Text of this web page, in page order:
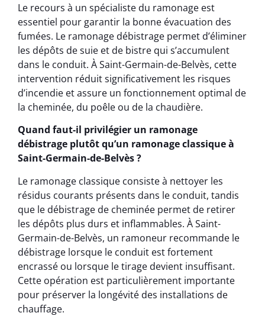
Le recours à un spécialiste du ramonage est
essentiel pour garantir la bonne évacuation des
fumées. Le ramonage débistrage permet d’éliminer
les dépôts de suie et de bistre qui s’accumulent
dans le conduit. À Saint-Germain-de-Belvès, cette
intervention réduit significativement les risques
d’incendie et assure un fonctionnement optimal de
la cheminée, du poêle ou de la chaudière.
Quand faut-il privilégier un ramonage
débistrage plutôt qu’un ramonage classique à
Saint-Germain-de-Belvès ?
Le ramonage classique consiste à nettoyer les
résidus courants présents dans le conduit, tandis
que le débistrage de cheminée permet de retirer
les dépôts plus durs et inflammables. À Saint-
Germain-de-Belvès, un ramoneur recommande le
débistrage lorsque le conduit est fortement
encrassé ou lorsque le tirage devient insuffisant.
Cette opération est particulièrement importante
pour préserver la longévité des installations de
chauffage.